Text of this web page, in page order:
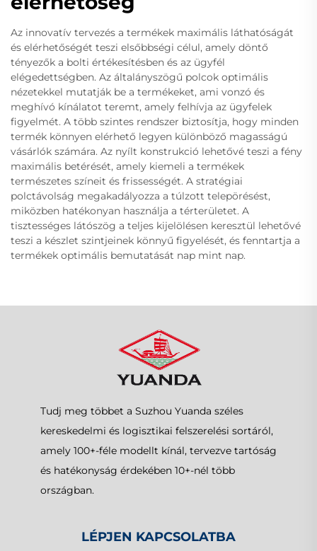
Az innovatív tervezés a termékek maximális láthatóságát
és elérhetőségét teszi elsőbbségi célul, amely döntő
tényezők a bolti értékesítésben és az ügyfél
elégedettségben. Az általányszögű polcok optimális
nézetekkel mutatják be a termékeket, ami vonzó és
meghívó kínálatot teremt, amely felhívja az ügyfelek
figyelmét. A több szintes rendszer biztosítja, hogy minden
termék könnyen elérhető legyen különböző magasságú
vásárlók számára. Az nyílt konstrukció lehetővé teszi a fény
maximális betérését, amely kiemeli a termékek
természetes színeit és frissességét. A stratégiai
polctávolság megakadályozza a túlzott telepörésést,
miközben hatékonyan használja a térterületet. A
tisztességes látószög a teljes kijelölésen keresztül lehetővé
teszi a készlet szintjeinek könnyű figyelését, és fenntartja a
termékek optimális bemutatását nap mint nap.
Tudj meg többet a Suzhou Yuanda széles
kereskedelmi és logisztikai felszerelési sortáról,
amely 100+-féle modellt kínál, tervezve tartóság
és hatékonyság érdekében 10+-nél több
országban.
LÉPJEN KAPCSOLATBA